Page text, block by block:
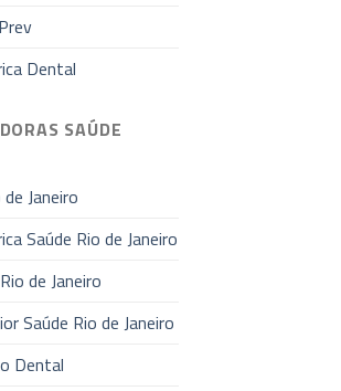
Dental
SAÚDE
Janeiro
Saúde Rio de Janeiro
de Janeiro
Saúde Rio de Janeiro
Dental